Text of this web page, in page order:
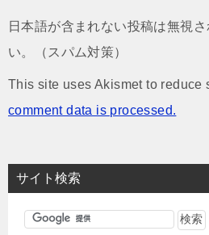
日本語が含まれない投稿は無視
い。（スパム対策）
This site uses Akismet to reduce
comment data is processed.
サイト検索